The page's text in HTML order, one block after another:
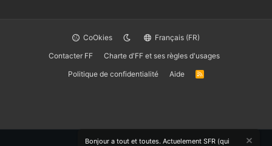
CoOkies
Français (FR)
Contacter FF
Charte d'FF et ses règles d'usages
Politique de confidentialité
Aide
R
Bonjour a tout et toutes. Actuelement SFR (qui